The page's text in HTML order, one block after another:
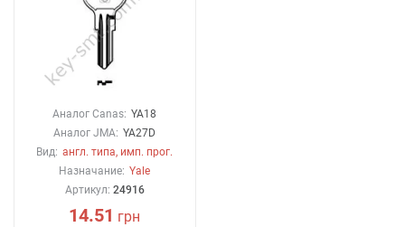
Аналог Canas: YA18
Аналог JMA: YA27D
Вид: англ. типа, имп. прог.
Назначание: Yale
Артикул: 24916
14.51 грн